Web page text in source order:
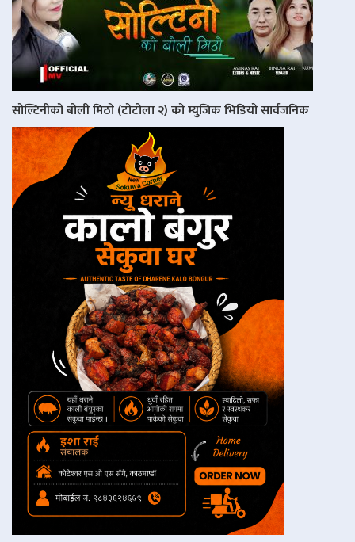
सोल्टिनीको बोली मिठो (टोटोला २) को म्युजिक भिडियो सार्वजनिक